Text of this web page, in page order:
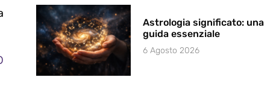
Astrologia significato: una
guida essenziale
6 Agosto 2026